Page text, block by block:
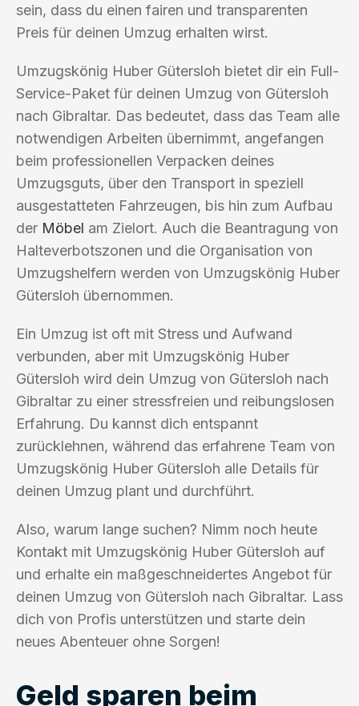
sein, dass du einen fairen und transparenten
Preis für deinen Umzug erhalten wirst.
Umzugskönig Huber Gütersloh bietet dir ein Full-
Service-Paket für deinen Umzug von Gütersloh
nach Gibraltar. Das bedeutet, dass das Team alle
notwendigen Arbeiten übernimmt, angefangen
beim professionellen Verpacken deines
Umzugsguts, über den Transport in speziell
ausgestatteten Fahrzeugen, bis hin zum Aufbau
der Möbel am Zielort. Auch die Beantragung von
Halteverbotszonen und die Organisation von
Umzugshelfern werden von Umzugskönig Huber
Gütersloh übernommen.
Ein Umzug ist oft mit Stress und Aufwand
verbunden, aber mit Umzugskönig Huber
Gütersloh wird dein Umzug von Gütersloh nach
Gibraltar zu einer stressfreien und reibungslosen
Erfahrung. Du kannst dich entspannt
zurücklehnen, während das erfahrene Team von
Umzugskönig Huber Gütersloh alle Details für
deinen Umzug plant und durchführt.
Also, warum lange suchen? Nimm noch heute
Kontakt mit Umzugskönig Huber Gütersloh auf
und erhalte ein maßgeschneidertes Angebot für
deinen Umzug von Gütersloh nach Gibraltar. Lass
dich von Profis unterstützen und starte dein
neues Abenteuer ohne Sorgen!
Geld sparen beim